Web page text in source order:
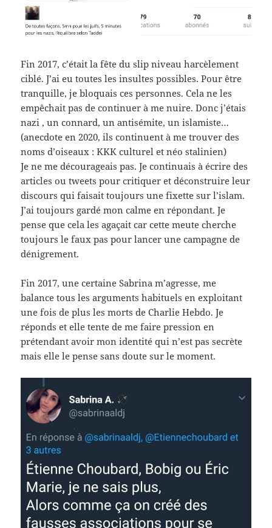
Fin 2017, c’était la fête du slip niveau harcèlement
ciblé. J’ai eu toutes les insultes possibles. Pour être
tranquille, je bloquais ces personnes. Cela ne les
empêchait pas de continuer à me nuire. Donc j’étais
nazi , un connard, un antisémite, un islamiste…
(anecdote en 2020, ils continuent à me trouver des
noms d’oiseaux : KKK culturel et néo stalinien)
Je ne me décourageais pas. Je continuais à écrire des
articles ou tweets pour critiquer et déconstruire leur
discours qui faisait toujours une fixette sur l’islam.
J’ai toujours gardé mon calme en répondant. Je
pense que cela les agaçait car cette meute cherche
toujours le faux pas pour lancer une campagne de
dénigrement.
Fin 2017, une certaine Sabrina m’agresse, me
balance tous les arguments habituels en exploitant
une fois de plus les morts de Charlie Hebdo. Je
réponds et elle tente de me faire pression en
prétendant avoir mon identité qui n’est pas secrète
mais elle le pense sans doute sur le moment.